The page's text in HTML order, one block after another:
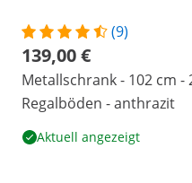
(9)
139,00 €
Metallschrank - 102 cm -
Regalböden - anthrazit
Aktuell angezeigt